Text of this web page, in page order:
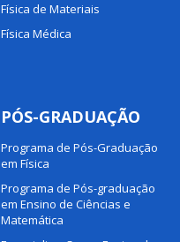
Física de Materiais
Física Médica
PÓS-GRADUAÇÃO
Programa de Pós-Graduação
em Física
Programa de Pós-graduação
em Ensino de Ciências e
Matemática